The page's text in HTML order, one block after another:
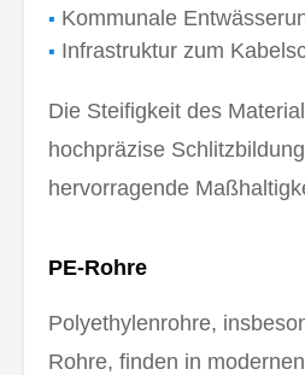
Kommunale
Infrastruktur zum
Die Steifigkeit des
hochpräzise
hervorragende
PE-Rohre
Polyethylenrohre,
Rohre, finden in